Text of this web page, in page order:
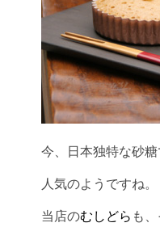
今、日本独特な砂
人気のようですね。
当店のむしどら も